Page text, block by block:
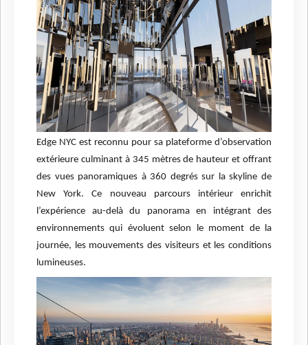
Edge NYC est reconnu pour sa plateforme d’observation
extérieure culminant à 345 mètres de hauteur et offrant
des vues panoramiques à 360 degrés sur la skyline de
New York. Ce nouveau parcours intérieur enrichit
l’expérience au-delà du panorama en intégrant des
environnements qui évoluent selon le moment de la
journée, les mouvements des visiteurs et les conditions
lumineuses.